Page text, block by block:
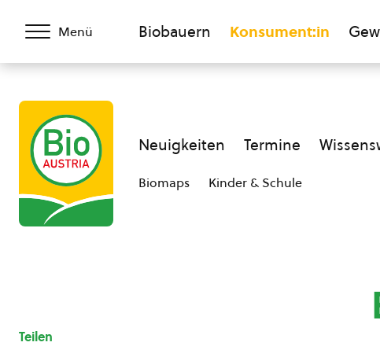
Menü Biobauern Konsument:in
Neuigkeiten Termine
Biomaps Kinder & Schule
Teilen